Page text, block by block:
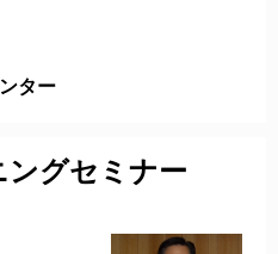
ター
グセミナー